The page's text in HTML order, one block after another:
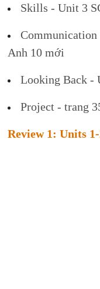
Skills - Unit 3
Anh 10 mới
Looking Back -
Project - trang
Review 1: Units